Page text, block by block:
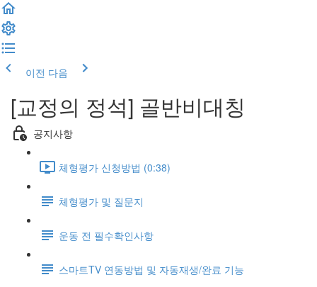
이전 다음
[교정의 정석] 골반비대칭
공지사항
체형평가 신청방법 (0:38)
체형평가 및 질문지
운동 전 필수확인사항
스마트TV 연동방법 및 자동재생/완료 기능